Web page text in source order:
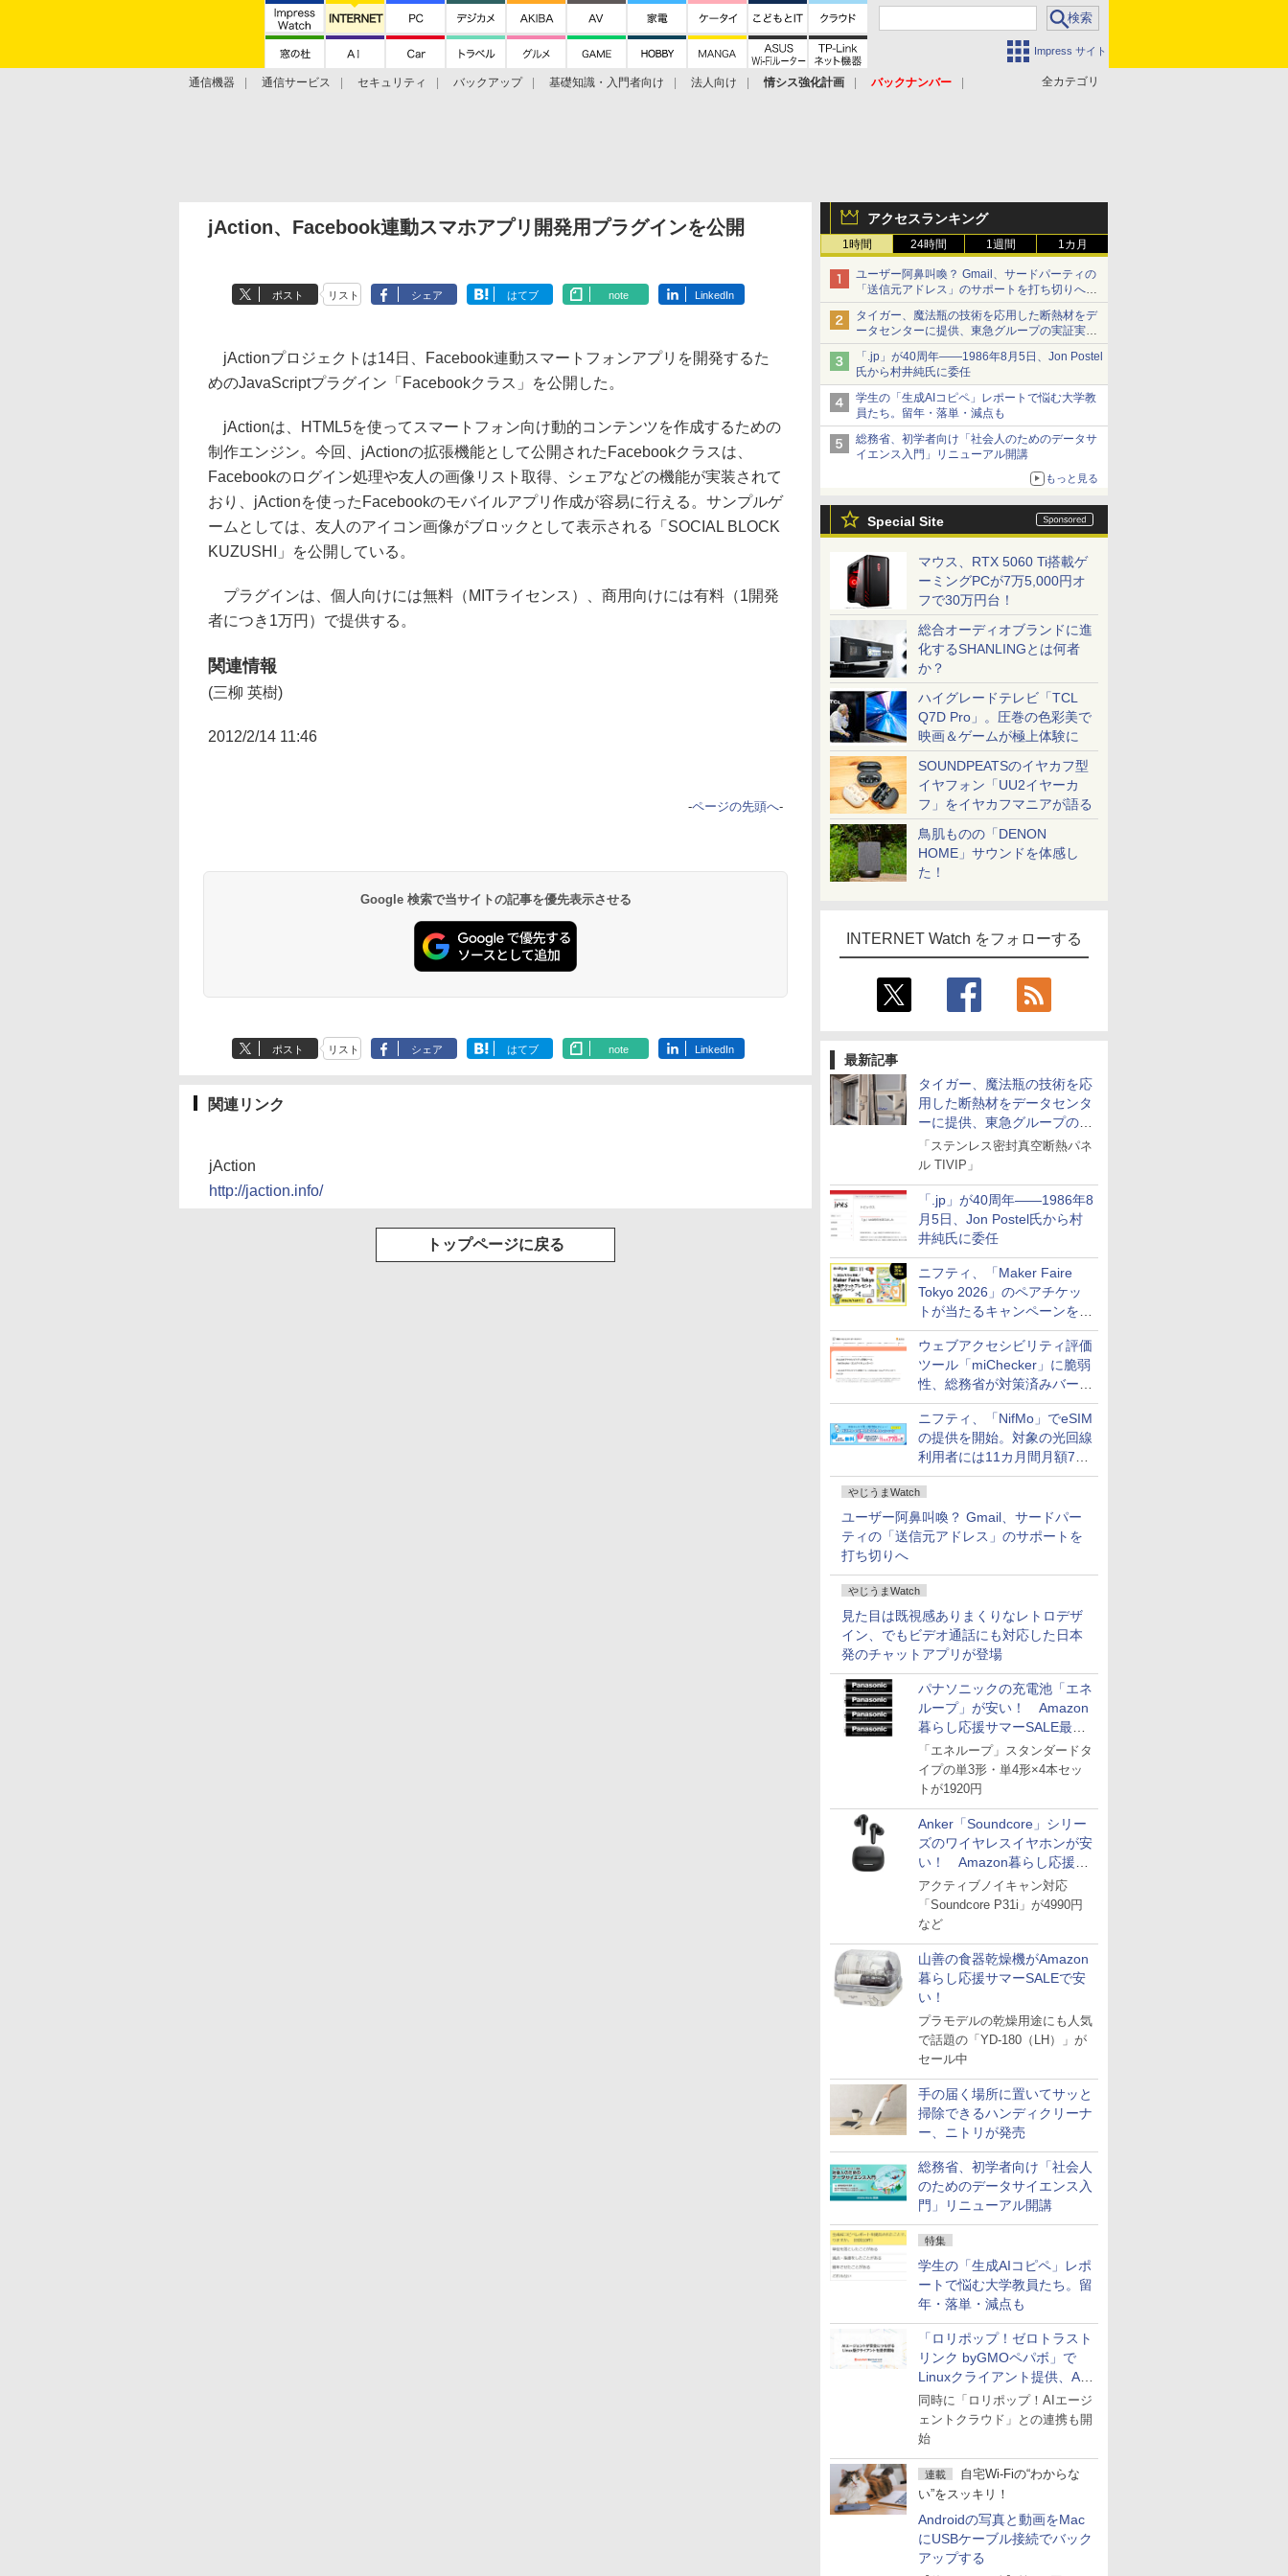
Impress サイト
全カテゴリ
通信機器 通信サービス セキュリティ バックアップ 基礎知識・入門者向け 法人向け 情シス強化計画
バックナンバー
アクセスランキング
1時間 24時間 1週間 1カ月
ユーザー阿鼻叫喚？ Gmail、サードパーティの
「送信元アドレス」のサポートを打ち切りへ
【やじうまWatch】
タイガー、魔法瓶の技術を応用した断熱材をデ
ータセンターに提供、東急グループの実証実験
で 「ステンレス密封真空断熱パネル TIVIP」
「.jp」が40周年――1986年8月5日、Jon Postel
氏から村井純氏に委任
学生の「生成AIコピペ」レポートで悩む大学教
員たち。留年・落単・減点も
総務省、初学者向け「社会人のためのデータサ
イエンス入門」リニューアル開講
もっと見る
Special Site
マウス、RTX 5060 Ti搭載ゲ
ーミングPCが7万5,000円オ
フで30万円台！
総合オーディオブランドに進
化するSHANLINGとは何者
か？
ハイグレードテレビ「TCL
Q7D Pro」。圧巻の色彩美で
映画＆ゲームが極上体験に
SOUNDPEATSのイヤカフ型
イヤフォン「UU2イヤーカ
フ」をイヤカフマニアが語る
鳥肌ものの「DENON
HOME」サウンドを体感し
た！
INTERNET Watch をフォローする
最新記事
タイガー、魔法瓶の技術を応
用した断熱材をデータセンタ
ーに提供、東急グループの実
証実験で
「ステンレス密封真空断熱パネ
ル TIVIP」
「.jp」が40周年――1986年8
月5日、Jon Postel氏から村
井純氏に委任
ニフティ、「Maker Faire
Tokyo 2026」のペアチケッ
トが当たるキャンペーンをX
で実施。8月16日まで
ウェブアクセシビリティ評価
ツール「miChecker」に脆弱
性、総務省が対策済みバージ
ョンへの更新を呼び掛け
ニフティ、「NifMo」でeSIM
の提供を開始。対象の光回線
利用者には11カ月間月額770
円割引のキャンペーン
やじうまWatch
ユーザー阿鼻叫喚？ Gmail、サードパー
ティの「送信元アドレス」のサポートを
打ち切りへ
やじうまWatch
見た目は既視感ありまくりなレトロデザ
イン、でもビデオ通話にも対応した日本
発のチャットアプリが登場
パナソニックの充電池「エネ
ループ」が安い！ Amazon
暮らし応援サマーSALE最終
日
「エネループ」スタンダードタ
イプの単3形・単4形×4本セッ
トが1920円
Anker「Soundcore」シリー
ズのワイヤレスイヤホンが安
い！ Amazon暮らし応援サ
マーSALE
アクティブノイキャン対応
「Soundcore P31i」が4990円
など
山善の食器乾燥機がAmazon
暮らし応援サマーSALEで安
い！
プラモデルの乾燥用途にも人気
で話題の「YD-180（LH）」が
セール中
手の届く場所に置いてサッと
掃除できるハンディクリーナ
ー、ニトリが発売
総務省、初学者向け「社会人
のためのデータサイエンス入
門」リニューアル開講
特集
学生の「生成AIコピペ」レポ
ートで悩む大学教員たち。留
年・落単・減点も
「ロリポップ！ゼロトラスト
リンク byGMOペパボ」で
Linuxクライアント提供、AI
エージェントの接続が容易に
同時に「ロリポップ！AIエージ
ェントクラウド」との連携も開
始
連載
自宅Wi-Fiの“わからな
い”をスッキリ！
Androidの写真と動画をMac
にUSBケーブル接続でバック
アップする
jAction、Facebook連動スマホアプリ開発用プラグインを公開
ポスト リスト シェア はてブ note LinkedIn
jActionプロジェクトは14日、Facebook連動スマートフォンアプリを開発するた
めのJavaScriptプラグイン「Facebookクラス」を公開した。
jActionは、HTML5を使ってスマートフォン向け動的コンテンツを作成するための
制作エンジン。今回、jActionの拡張機能として公開されたFacebookクラスは、
Facebookのログイン処理や友人の画像リスト取得、シェアなどの機能が実装されて
おり、jActionを使ったFacebookのモバイルアプリ作成が容易に行える。サンプルゲ
ームとしては、友人のアイコン画像がブロックとして表示される「SOCIAL BLOCK
KUZUSHI」を公開している。
プラグインは、個人向けには無料（MITライセンス）、商用向けには有料（1開発
者につき1万円）で提供する。
関連情報
(三柳 英樹)
2012/2/14 11:46
-ページの先頭へ-
Google 検索で当サイトの記事を優先表示させる
ポスト リスト シェア はてブ note LinkedIn
関連リンク
jAction
http://jaction.info/
トップページに戻る